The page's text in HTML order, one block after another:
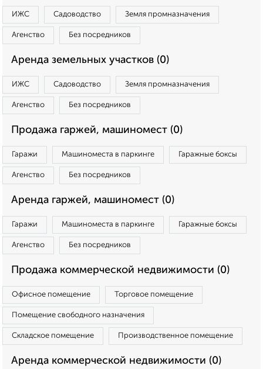
ИЖС Садоводство Земля промназначения
Агенство Без посредников
Аренда земельных участков (0)
ИЖС Садоводство Земля промназначения
Агенство Без посредников
Продажа гаржей, машиномест (0)
Гаражи Машиноместа в паркинге Гаражные боксы
Агенство Без посредников
Аренда гаржей, машиномест (0)
Гаражи Машиноместа в паркинге Гаражные боксы
Агенство Без посредников
Продажа коммерческой недвижимости (0)
Офисное помещение Торговое помещение
Помещение свободного назначения
Складское помещение Производственное помещение
Аренда коммерческой недвижимости (0)